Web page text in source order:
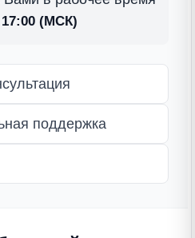
(МСК)
поддержка